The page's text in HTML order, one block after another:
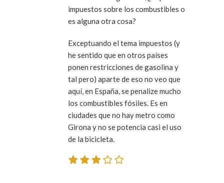
impuestos sobre los combustibles o
es alguna otra cosa?
Exceptuando el tema impuestos (y
he sentido que en otros países
ponen restricciones de gasolina y
tal pero) aparte de eso no veo que
aquí, en España, se penalize mucho
los combustibles fósiles. Es en
ciudades que no hay metro como
Girona y no se potencia casi el uso
de la bicicleta.